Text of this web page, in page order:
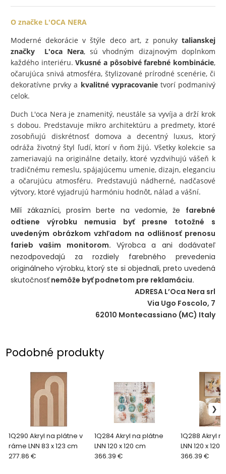
O značke L'OCA NERA
Moderné dekorácie v štýle deco art, z ponuky talianskej
značky L'oca Nera, sú vhodným dizajnovým doplnkom
každého interiéru.Vkusné a pôsobivé farebné kombinácie,
očarujúca snivá atmosféra, štylizované prírodné scenérie, či
dekoratívne prvky a kvalitné vypracovanietvorí podmanivý
celok.
Duch L'oca Nera je znamenitý, neustále sa vyvíja a drží krok
s dobou. Predstavuje mikro architektúru a predmety, ktoré
zosobňujú diskrétnosť domova a decentný luxus, ktorý
odráža životný štyl ľudí, ktorí v ňom žijú. Všetky kolekcie sa
zameriavajú na originálne detaily, ktoré vyzdvihujú vášeň k
tradičnému remeslu, spájajúcemu umenie, dizajn, eleganciu
a očarujúcu atmosféru. Predstavujú nádherné, nadčasové
výtvory, ktoré vyjadrujú harmóniu hodnôt, nálad a vášní.
Milí zákazníci, prosím berte na vedomie, že farebné
odtiene výrobku nemusia byť presne totožné s
uvedeným obrázkom vzhľadom na odlišnosť prenosu
farieb vašim monitorom. Výrobca a ani dodávateľ
nezodpovedajú za rozdiely farebného prevedenia
originálneho výrobku, ktorý ste si objednali, preto uvedená
skutočnosť nemôže byť podnetom pre reklamáciu.
ADRESA L’Oca Nera srl
Via Ugo Foscolo, 7
62010 Montecassiano (MC) Italy
Podobné produkty
1Q290 Akryl na plátne v
ráme LNN 83 x 123 cm
277.86 €
1Q284 Akryl na plátne
LNN 120 x 120 cm
366.39 €
1Q288 Akryl
LNN 120 x 120
366.39 €